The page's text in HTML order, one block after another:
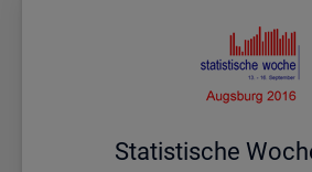
Sta­tis­ti­sche